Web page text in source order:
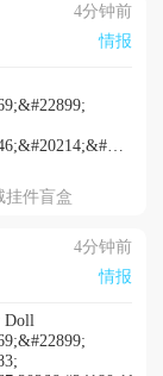
4分钟前
情报
挂件盲盒
4分钟前
情报
Doll